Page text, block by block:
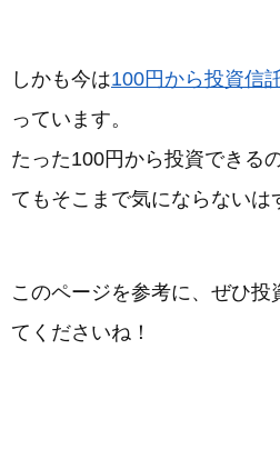
しかも今は100円から投資信
っています。
たった100円から投資できる
てもそこまで気にならないは
このページを参考に、ぜひ投
てくださいね！